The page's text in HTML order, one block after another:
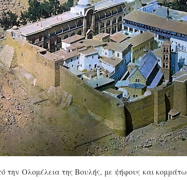
την Ολομέλεια της Βουλής, με ψήφους και